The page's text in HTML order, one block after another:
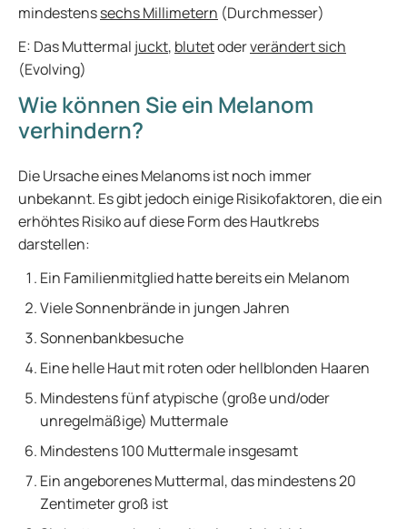
mindestenssechs Millimetern (Durchmesser)
E: Das Muttermal juckt, blutetoderverändert sich
(Evolving)
Wie können Sie ein Melanom
verhindern?
Die Ursache eines Melanoms ist noch immer
unbekannt. Es gibt jedoch einige Risikofaktoren, die ein
erhöhtes Risiko auf diese Form des Hautkrebs
darstellen:
Ein Familienmitglied hatte bereits ein Melanom
Viele Sonnenbrände in jungen Jahren
Sonnenbankbesuche
Eine helle Haut mit roten oder hellblonden Haaren
Mindestens fünf atypische (große und/oder
unregelmäßige) Muttermale
Mindestens 100 Muttermale insgesamt
Ein angeborenes Muttermal, das mindestens 20
Zentimeter groß ist